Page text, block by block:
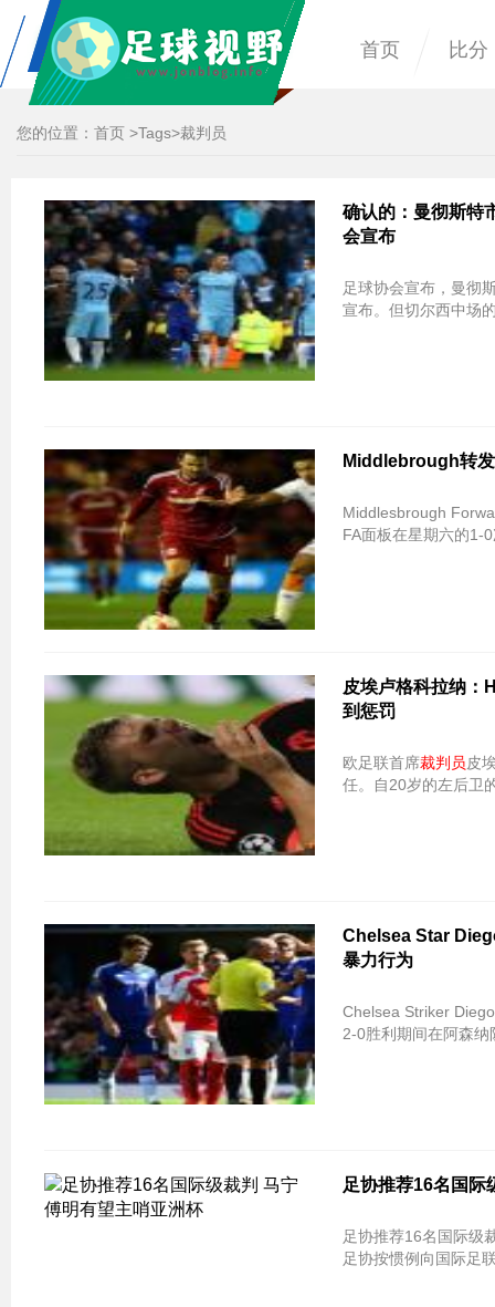
首页 比分
您的位置： 首页 >Tags>裁判员
确认的：曼彻斯特
会宣布
足球协会宣布，曼彻
宣布。但切尔西中场
Middlebrough转
Middlesbrough
FA面板在星期六的1-
皮埃卢格科拉纳：
到惩罚
欧足联首席裁判员皮
任。自20岁的左后卫
Chelsea Star
暴力行为
Chelsea Striker
2-0胜利期间在阿森
足协推荐16名国际
足协推荐16名国际级裁判 马宁傅明有望
足协按惯例向国际足